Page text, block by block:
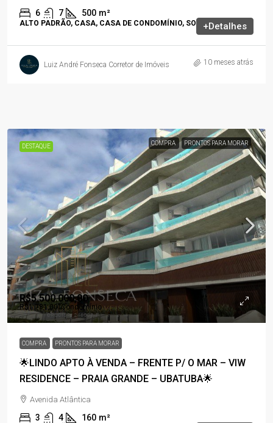
6 7 500 m²
ALTO PADRÃO, CASA, CASA DE CONDOMÍNIO, SOBRADO+Detalhes
Luiz André Fonseca Corretor de Imóveis 10 meses atrás
DESTAQUE COMPRA PRONTOS PARA MORAR
R$5.500.000,00
R$1.781,00/Condomínio
COMPRA PRONTOS PARA MORAR
🌟LINDO APTO À VENDA – FRENTE P/ O MAR – VIW
RESIDENCE – PRAIA GRANDE – UBATUBA🌟
Avenida Atlântica
3 4 160 m²